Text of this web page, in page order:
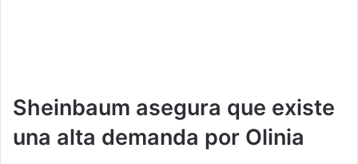
Sheinbaum asegura que existe
una alta demanda por Olinia